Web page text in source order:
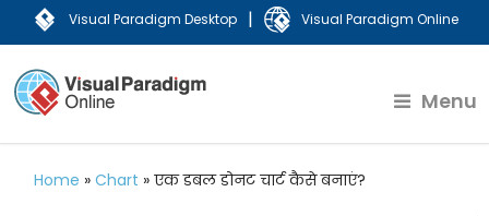
Visual Paradigm Desktop | Visual Paradigm Online
Menu
Home »Chart »एक डबल डोनट चार्ट कैसे बनाएं?